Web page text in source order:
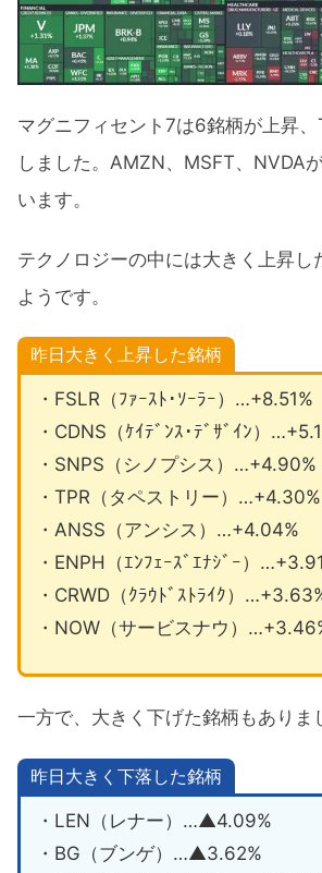
マグニフィセント7は6銘柄が上昇
しました。AMZN、MSFT、NVDA
います。
テクノロジーの中には大きく上昇し
ようです。
昨日大きく上昇した銘柄
・FSLR（ﾌｧｰｽﾄ･ｿｰﾗｰ）…+8.51%
・CDNS（ｹｲﾃﾞﾝｽ･ﾃﾞｻﾞｲﾝ）
・SNPS（シノプシス）…+4.90%
・TPR（タペストリー）…+4.30%
・ANSS（アンシス）…+4.04%
・ENPH（ｴﾝﾌｪｰｽﾞｴﾅｼﾞｰ）
・CRWD（ｸﾗｳﾄﾞｽﾄﾗｲｸ）
・NOW（サービスナウ）
一方で、大きく下げた銘柄もありま
昨日大きく下落した銘柄
・LEN（レナー）…▲4.09%
・BG（ブンゲ）…▲3.62%